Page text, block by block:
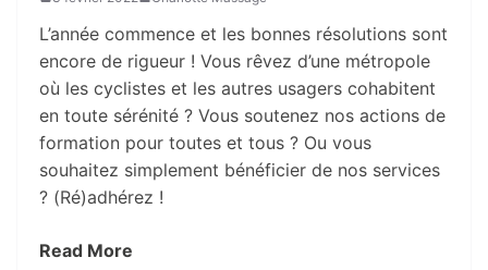
L’année commence et les bonnes résolutions sont
encore de rigueur ! Vous rêvez d’une métropole
où les cyclistes et les autres usagers cohabitent
en toute sérénité ? Vous soutenez nos actions de
formation pour toutes et tous ? Ou vous
souhaitez simplement bénéficier de nos services
? (Ré)adhérez !
Read More